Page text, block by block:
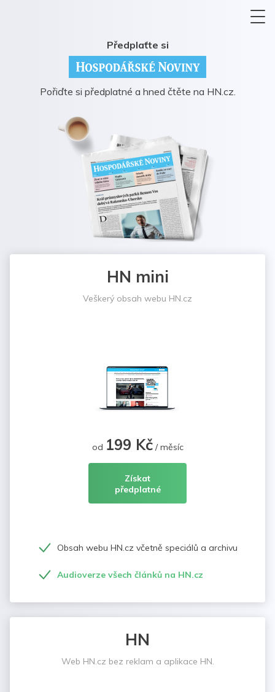
Předplaťte si
Pořiďte si předplatné a hned čtěte na HN.cz.
HN mini
Veškerý obsah webu HN.cz
od 199 Kč/ měsíc
Získat
předplatné
Obsah webu HN.cz včetně speciálů a archivu
Audioverze všech článků na HN.cz
HN
Web HN.cz bez reklam a aplikace HN.